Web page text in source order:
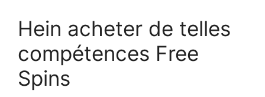
Hein acheter de telles
compétences Free
Spins